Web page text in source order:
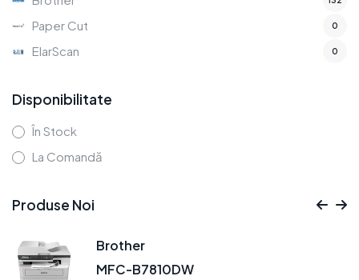
Paper Cut 0
ElarScan 0
Disponibilitate
În Stock
La Comandă
Produse Noi
Brother
MFC-B7810DW